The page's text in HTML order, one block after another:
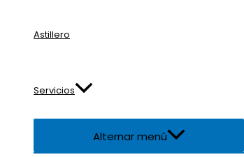
Astillero
Servicios
Alternar menú